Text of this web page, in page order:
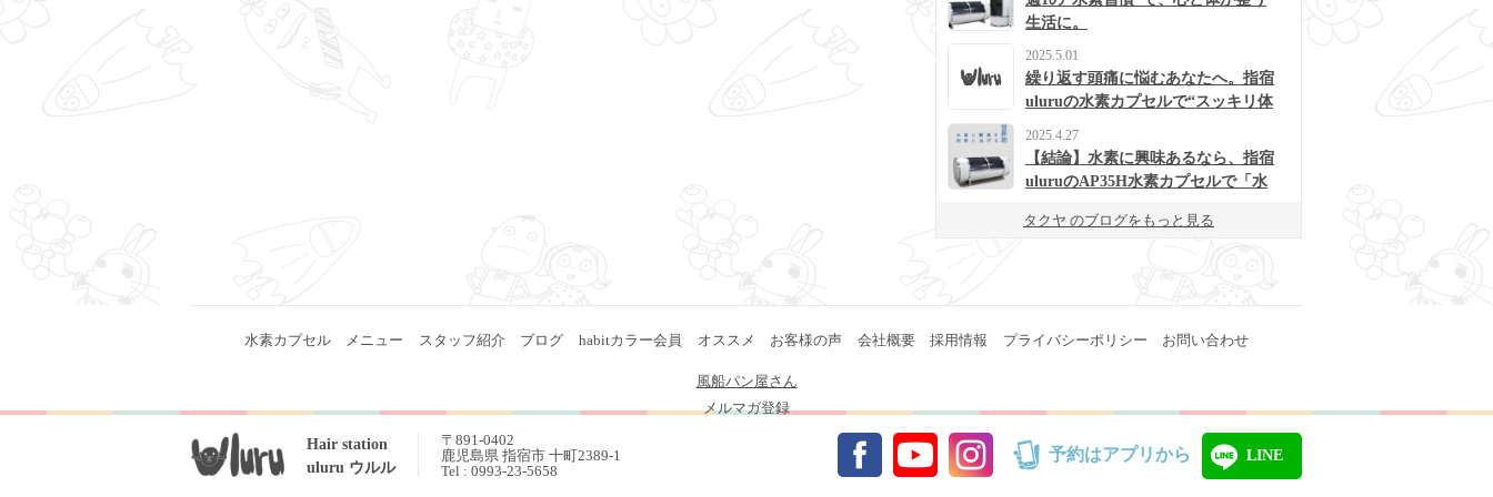
生活に。
2025.5.01
繰り返す頭痛に悩むあなたへ。指宿
uluruの水素カプセルで“スッキリ体
2025.4.27
【結論】水素に興味あるなら、指宿
uluruのAP35H水素カプセルで「水
タクヤ のブログをもっと見る
水素カプセル メニュー スタッフ紹介 ブログ habitカラー会員 オススメ お客様の声 会社概要 採用情報 プライバシーポリシー お問い合わせ
メルマガ登録
風船パン屋さん
Hair station
uluru ウルル
〒891-0402
鹿児島県 指宿市 十町2389-1
Tel : 0993-23-5658
予約はアプリから LINE